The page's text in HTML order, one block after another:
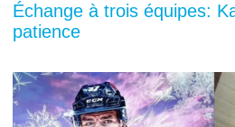
Échange à trois équipes:
patience